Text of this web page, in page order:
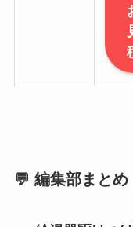
💬 編集部まとめ